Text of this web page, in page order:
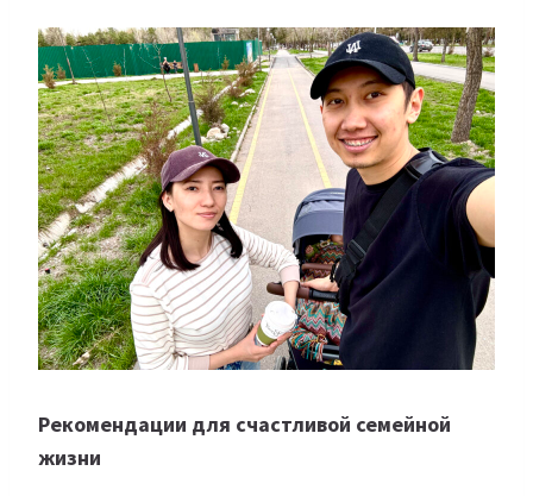
Рекомендации для счастливой семейной
жизни